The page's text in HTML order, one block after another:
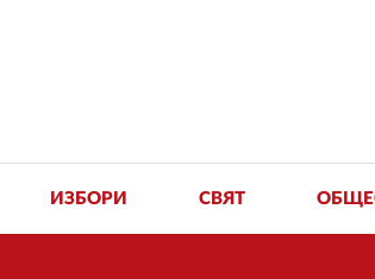
ИЗБОРИ СВЯТ